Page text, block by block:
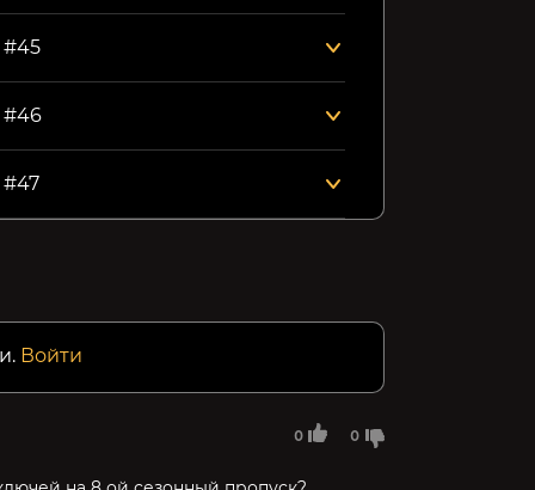
#45
#46
#47
Войти
0 0